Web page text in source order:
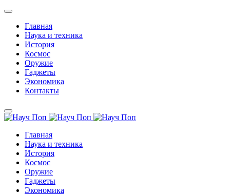
Главная
Наука и техника
История
Космос
Оружие
Гаджеты
Экономика
Контакты
Главная
Наука и техника
История
Космос
Оружие
Гаджеты
Экономика